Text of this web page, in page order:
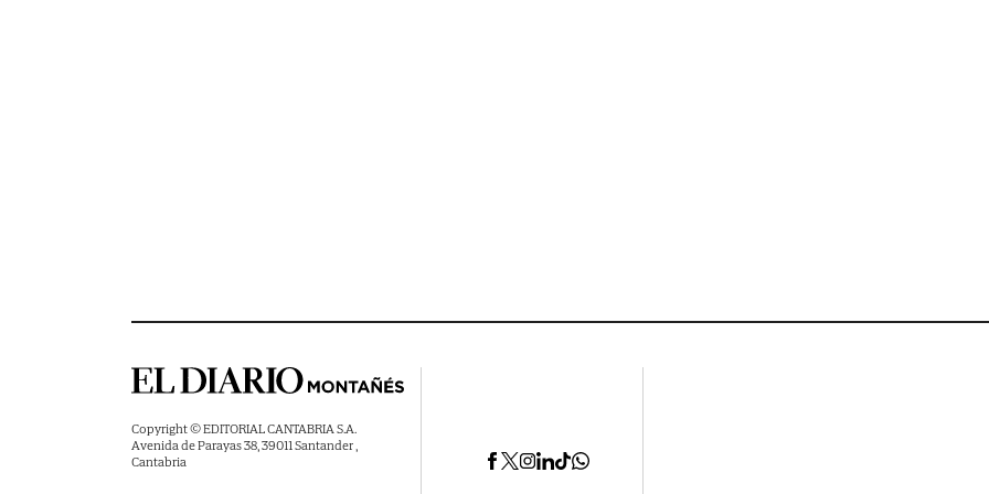
Copyright © EDITORIAL CANTABRIA S.A.
Avenida de Parayas 38, 39011 Santander ,
Cantabria